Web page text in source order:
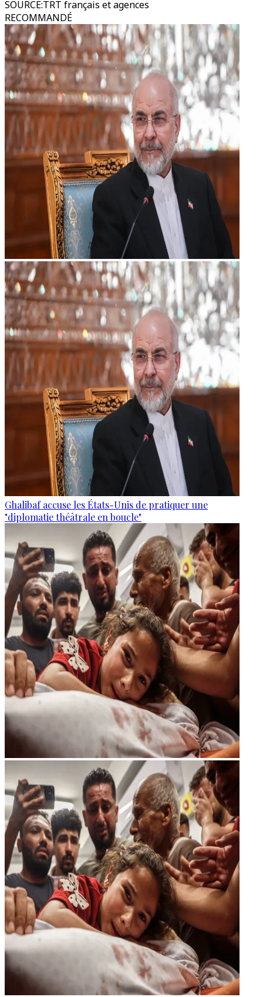
SOURCE:TRT français et agences
RECOMMANDÉ
Ghalibaf accuse les États-Unis de pratiquer une
"diplomatie théâtrale en boucle"